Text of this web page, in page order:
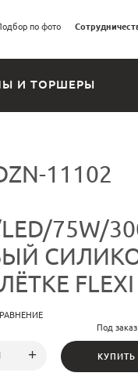
по фото
И ТОРШЕРЫ
11102
75W/
FLEXI
Под заказ
КУПИТЬ